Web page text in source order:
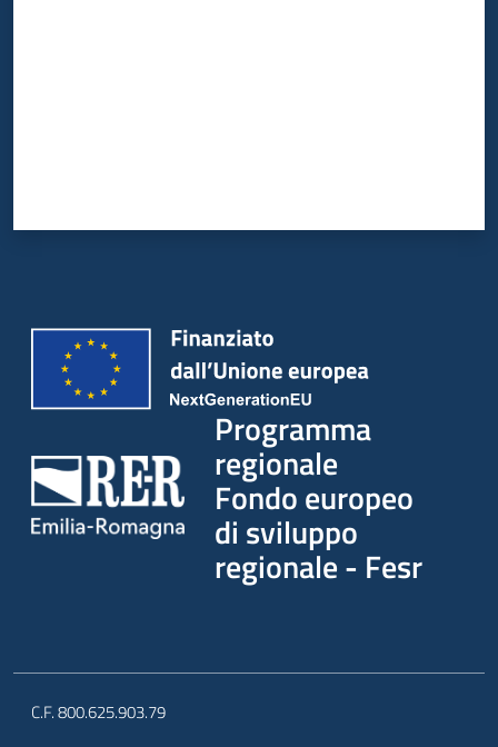
Programma
regionale
Fondo europeo
di sviluppo
regionale - Fesr
C.F. 800.625.903.79